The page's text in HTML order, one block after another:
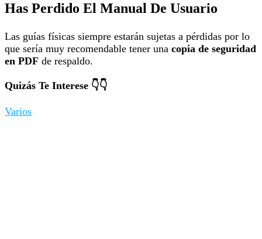
Has Perdido El Manual De Usuario
Las guías físicas siempre estarán sujetas a pérdidas por lo
que sería muy recomendable tener una copia de seguridad
en PDF de respaldo.
Quizás Te Interese 👇👇
Varios